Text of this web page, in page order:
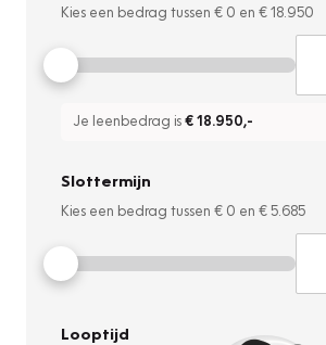
Kies een bedrag tussen € 0 en € 18.950
Je leenbedrag is€ 18.950,-
Slottermijn
Kies een bedrag tussen € 0 en € 5.685
Looptijd